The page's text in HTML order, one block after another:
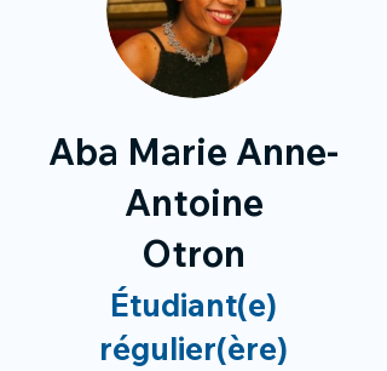
Aba Marie Anne-
Antoine
Otron
Étudiant(e)
régulier(ère)